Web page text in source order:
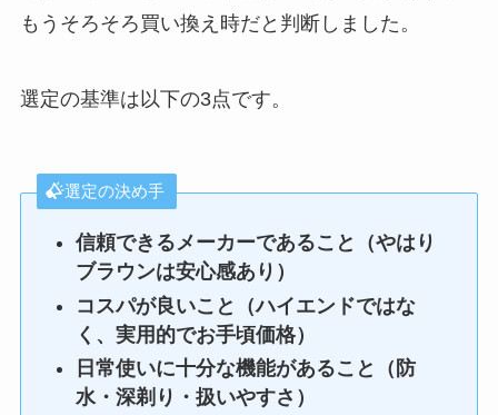
もうそろそろ買い換え時だと判断しました。
選定の基準は以下の3点です。
選定の決め手
信頼できるメーカーであること（やはり
ブラウンは安心感あり）
コスパが良いこと（ハイエンドではな
く、実用的でお手頃価格）
日常使いに十分な機能があること（防
水・深剃り・扱いやすさ）